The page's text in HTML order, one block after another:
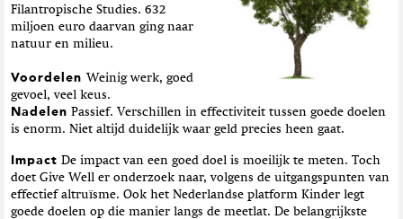
Filantropische Studies. 632
miljoen euro daarvan ging naar
natuur en milieu.
Voordelen Weinig werk, goed
gevoel, veel keus.
Nadelen Passief. Verschillen in effectiviteit tussen goede doelen
is enorm. Niet altijd duidelijk waar geld precies heen gaat.
Impact De impact van een goed doel is moeilijk te meten. Toch
doet Give Well er onderzoek naar, volgens de uitgangspunten van
effectief altruïsme. Ook het Nederlandse platform Kinder legt
goede doelen op die manier langs de meetlat. De belangrijkste